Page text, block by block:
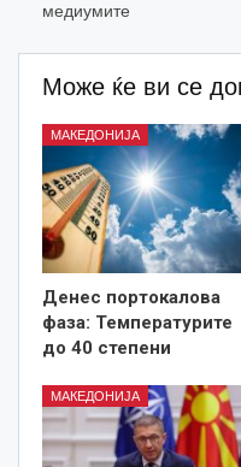
медиумите
Може ќе ви се
МАКЕДОНИЈА
Денес портокалова
фаза: Температурите
до 40 степени
МАКЕДОНИЈА